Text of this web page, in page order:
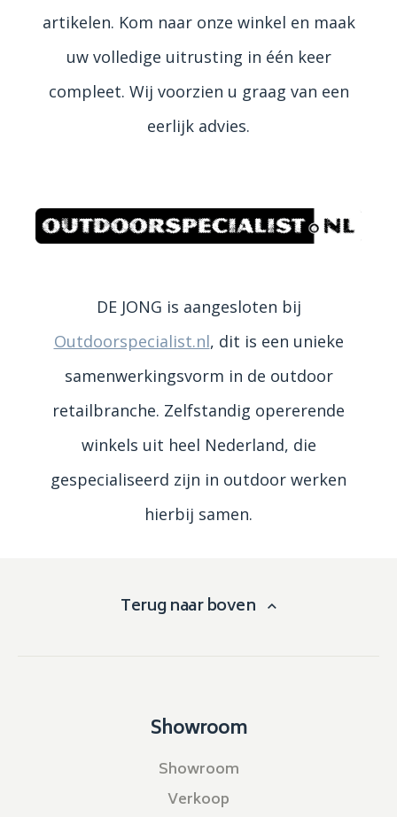
artikelen. Kom naar onze winkel en maak
uw volledige uitrusting in één keer
compleet. Wij voorzien u graag van een
eerlijk advies.
DE JONG is aangesloten bij
Outdoorspecialist.nl, dit is een unieke
samenwerkingsvorm in de outdoor
retailbranche. Zelfstandig opererende
winkels uit heel Nederland, die
gespecialiseerd zijn in outdoor werken
hierbij samen.
Terug naar boven
Showroom
Showroom
Verkoop